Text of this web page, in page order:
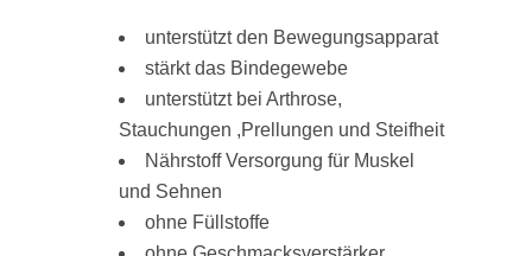
unterstützt den Bewegungsapparat
stärkt das Bindegewebe
unterstützt bei Arthrose,
Stauchungen ,Prellungen und Steifheit
Nährstoff Versorgung für Muskel
und Sehnen
ohne Füllstoffe